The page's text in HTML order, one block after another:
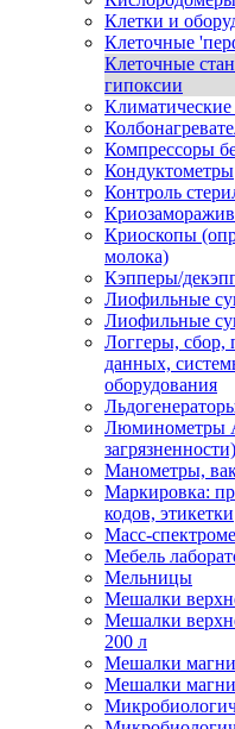
Клетки и
Клеточные
Клеточные
гипоксии
Компрессоры
Кондуктометры
Контроль
Криоскопы
молока)
Кэпперы/
Лиофильные
Лиофильные
Логгеры, сбор,
данных,
оборудования
Люминометры
загрязненности)
Манометры,
Маркировка:
кодов, этикетки
Масс-
Мебель
Мельницы
Мешалки
Мешалки
200 л
Мешалки
Мешалки